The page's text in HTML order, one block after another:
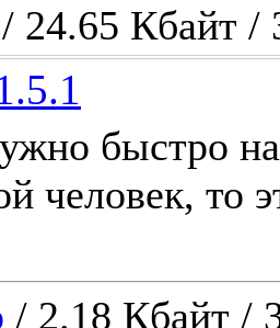
/ 24.65 Кбайт /
быстро
человек, то
/ 2.18 Кбайт /